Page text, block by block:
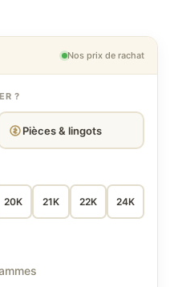
Nos prix de rachat
?
Pièces & lingots
20K 21K 22K 24K